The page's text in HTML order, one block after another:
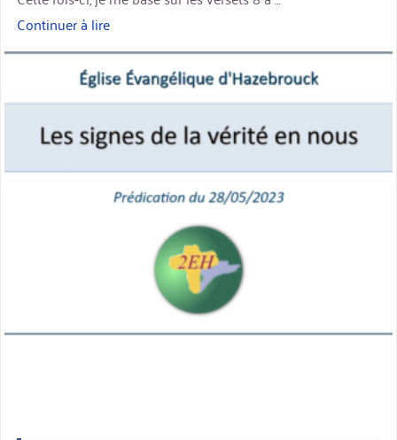
Continuer à lire« Prédication
signes
de
la
vérité
en
nous »
miniature